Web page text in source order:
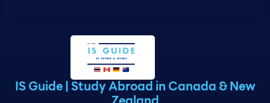
IS Guide | Study Abroad in Canada & New